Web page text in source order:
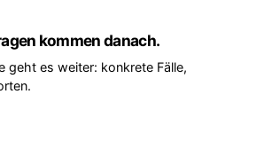
kommen danach.
geht es weiter: konkrete Fälle,